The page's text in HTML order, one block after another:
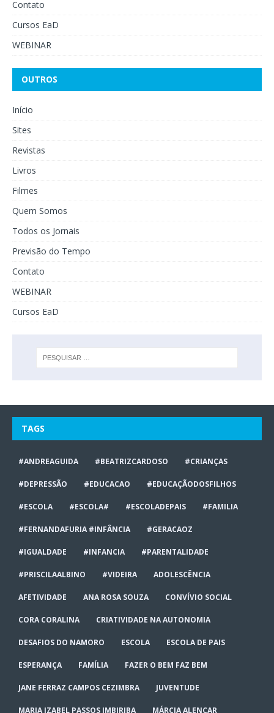
Contato
Cursos EaD
WEBINAR
OUTROS
Início
Sites
Revistas
Livros
Filmes
Quem Somos
Todos os Jornais
Previsão do Tempo
Contato
WEBINAR
Cursos EaD
TAGS
#ANDREAGUIDA #BEATRIZCARDOSO #CRIANÇAS
#DEPRESSÃO #EDUCACAO #EDUCAÇÃODOSFILHOS
#ESCOLA #ESCOLA# #ESCOLADEPAIS #FAMILIA
#FERNANDAFURIA #INFÂNCIA #GERACAOZ
#IGUALDADE #INFANCIA #PARENTALIDADE
#PRISCILAALBINO #VIDEIRA ADOLESCÊNCIA
AFETIVIDADE ANA ROSA SOUZA CONVÍVIO SOCIAL
CORA CORALINA CRIATIVIDADE NA AUTONOMIA
DESAFIOS DO NAMORO ESCOLA ESCOLA DE PAIS
ESPERANÇA FAMÍLIA FAZER O BEM FAZ BEM
JANE FERRAZ CAMPOS CEZIMBRA JUVENTUDE
MARIA IZABEL PASSOS IMBIRIBA MÁRCIA ALENCAR